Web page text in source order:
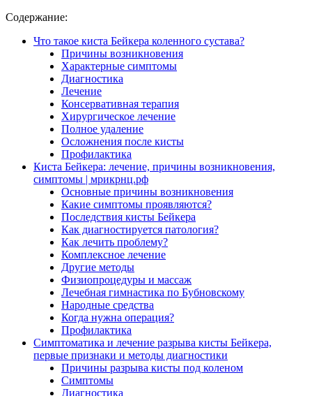
Содержание:
Что такое киста Бейкера коленного сустава?
Причины возникновения
Характерные симптомы
Диагностика
Лечение
Консервативная терапия
Хирургическое лечение
Полное удаление
Осложнения после кисты
Профилактика
Киста Бейкера: лечение, причины возникновения,
симптомы | мрикрнц.рф
Основные причины возникновения
Какие симптомы проявляются?
Последствия кисты Бейкера
Как диагностируется патология?
Как лечить проблему?
Комплексное лечение
Другие методы
Физиопроцедуры и массаж
Лечебная гимнастика по Бубновскому
Народные средства
Когда нужна операция?
Профилактика
Симптоматика и лечение разрыва кисты Бейкера,
первые признаки и методы диагностики
Причины разрыва кисты под коленом
Симптомы
Диагностика